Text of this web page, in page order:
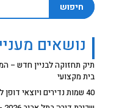
חיפוש
נושאים
תיק תחזוקה לבניין חדש –
בית מקצועי
40 שמות נדירים ויוצאי דופן לבנות 2026 – מיוחדים במיוחד